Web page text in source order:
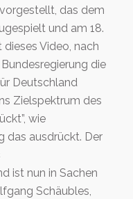
das dem
und am 18.
Video, nach
die
Deutschland
Zielspektrum des
wie
das ausdrückt. Der
ist nun in Sachen
Schäubles,